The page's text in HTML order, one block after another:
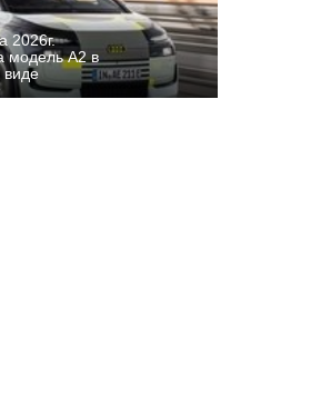
2026г.
модель A2 в
виде